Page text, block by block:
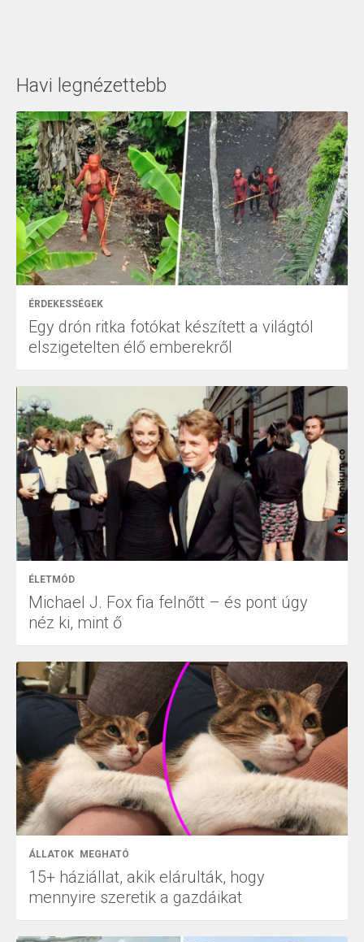
Havi legnézettebb
ÉRDEKESSÉGEK
Egy drón ritka fotókat készített a világtól
elszigetelten élő emberekről
ÉLETMÓD
Michael J. Fox fia felnőtt – és pont úgy
néz ki, mint ő
ÁLLATOK MEGHATÓ
15+ háziállat, akik elárulták, hogy
mennyire szeretik a gazdáikat